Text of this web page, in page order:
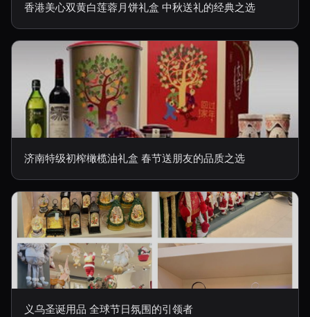
香港美心双黄白莲蓉月饼礼盒 中秋送礼的经典之选
济南特级初榨橄榄油礼盒 春节送朋友的品质之选
义乌圣诞用品 全球节日氛围的引领者